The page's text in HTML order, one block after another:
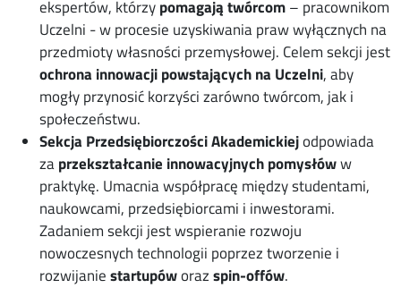
ekspertów, którzypomagają twórcom– pracownikom
Uczelni - w procesie uzyskiwania praw wyłącznych na
przedmioty własności przemysłowej. Celem sekcji jest
ochrona innowacji powstających na Uczelni, aby
mogły przynosić korzyści zarówno twórcom, jak i
społeczeństwu.
Sekcja Przedsiębiorczości Akademickiejodpowiada
zaprzekształcanie innowacyjnych pomysłóww
praktykę. Umacnia współpracę między studentami,
naukowcami, przedsiębiorcami i inwestorami.
Zadaniem sekcji jest wspieranie rozwoju
nowoczesnych technologii poprzez tworzenie i
rozwijaniestartupóworazspin-offów.